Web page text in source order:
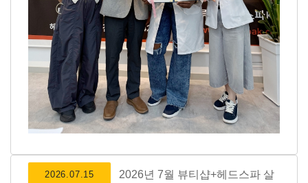
2026.07.15
2026년 7월 뷰티샵+헤드스파 살